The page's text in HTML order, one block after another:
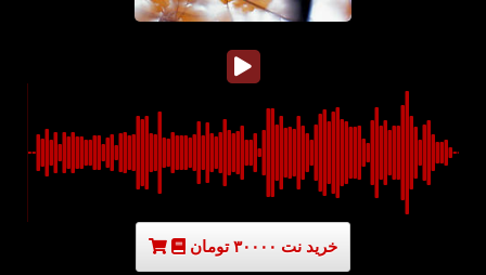
خرید نت ۳۰۰۰۰ تومان